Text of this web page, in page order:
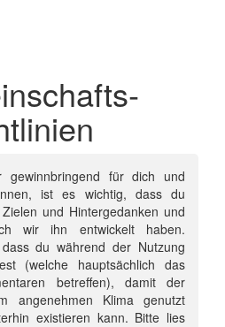
gewinnbringend für dich und
ist es wichtig, dass du
und Hintergedanken und
wir ihn entwickelt haben.
du während der Nutzung
(welche hauptsächlich das
betreffen), damit der
angenehmen Klima genutzt
existieren kann. Bitte lies